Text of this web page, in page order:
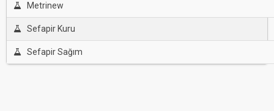
Metrinew
Sefapir Kuru
Sefapir Sağım